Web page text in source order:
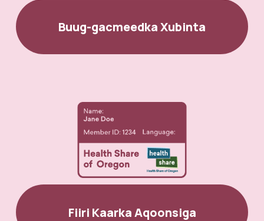
Buug-gacmeedka Xubinta
Fiiri Kaarka Aqoonsiga